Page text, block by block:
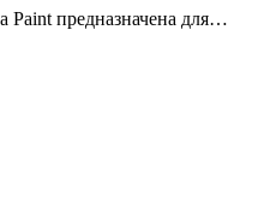
Paint предназначена для…